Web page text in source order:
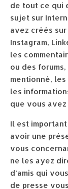
de tout ce qui
sujet sur
avez créés
Instagram,
les
ou des
mentionné,
les
que vous
Il est
avoir une
vous
ne les ayez
d’amis qui
de presse